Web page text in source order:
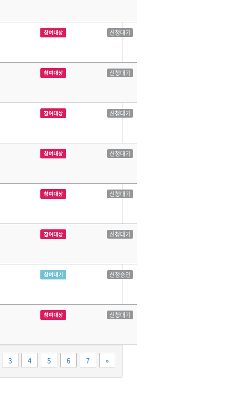
참여대상 신청대기
참여대상 신청대기
참여대상 신청대기
참여대상 신청대기
참여대상 신청대기
참여대상 신청대기
참여대기 신청승인
참여대상 신청대기
3 4 5 6 7 »끝